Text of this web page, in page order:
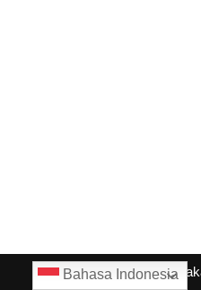
Neve|
Bahasa Indonesia